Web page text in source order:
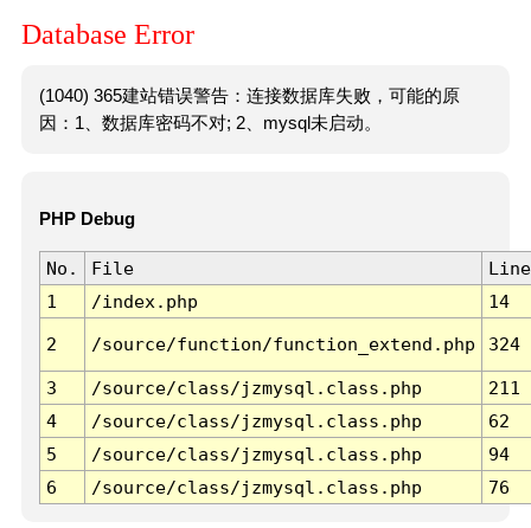
Database Error
(1040) 365建站错误警告：连接数据库失败，可能的原
因：1、数据库密码不对; 2、mysql未启动。
PHP Debug
No. File
Line
1
/index.php 14
2 /source/function/function_extend.php 324
3 /source/class/jzmysql.class.php
211
4
/source/class/jzmysql.class.php
62
5
/source/class/jzmysql.class.php
94
6
/source/class/jzmysql.class.php 76